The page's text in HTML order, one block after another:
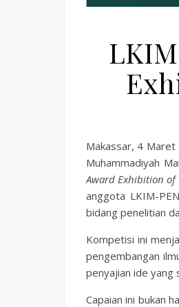
Makassar, 4 Maret
Muhammadiyah
Award Exhibition of
anggota LKIM-
bidang penelitian
Kompetisi ini
pengembangan
penyajian ide yang
Capaian ini bukan